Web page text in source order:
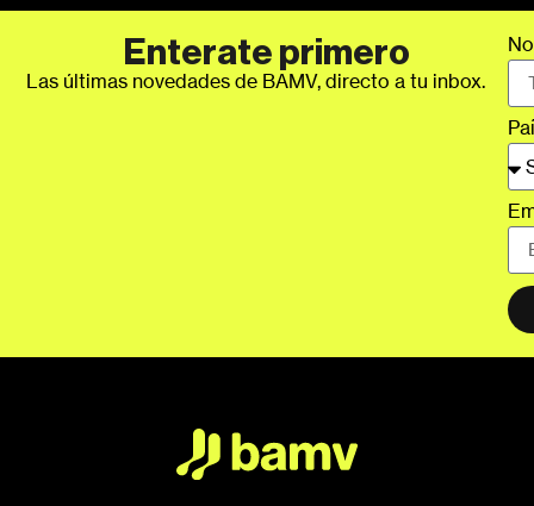
Enterate primero
Las últimas novedades de BAMV, directo a tu inbox.